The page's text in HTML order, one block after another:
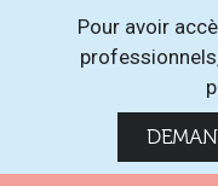
Pour avoir